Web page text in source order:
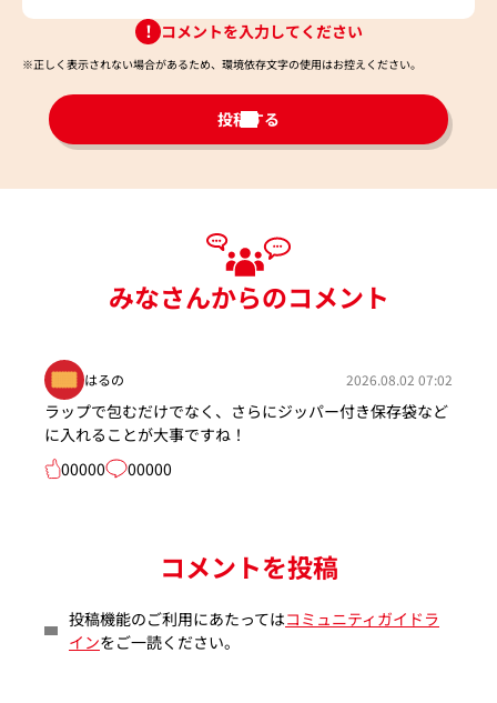
コメントを入力してください
※正しく表示されない場合があるため、環境依存文字の使用はお控えください。​
投稿する
みなさんからのコメント
はるの 2026.08.02 07:02
ラップで包むだけでなく、さらにジッパー付き保存袋など
に入れることが大事ですね！
00000
00000
コメントを投稿
投稿機能のご利用にあたってはコミュニティガイドラ
インをご一読ください。